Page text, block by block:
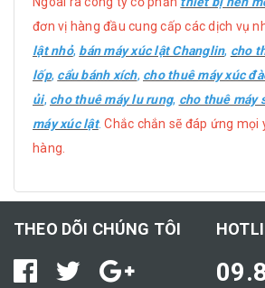
đơn vị hàng đầu cung cấp các dịch vụ
lật nhỏ, bán máy xúc lật Changlin, cho
lốp, cẩu bánh xích, cho thuê máy xúc
ủi, cho thuê máy lu rung, cho thuê máy
máy xúc lật. Chắc chắn sẽ đáp ứng mọi
hàng.
THEO DÕI CHÚNG TÔI